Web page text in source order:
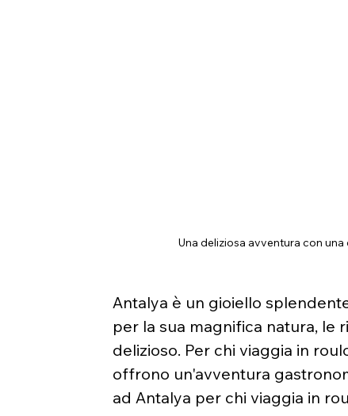
Una deliziosa avventura con
Antalya è un gioiello
per la sua magnifica natura, le
delizioso. Per chi viaggia in
offrono un'avventura
ad Antalya per chi viaggia in